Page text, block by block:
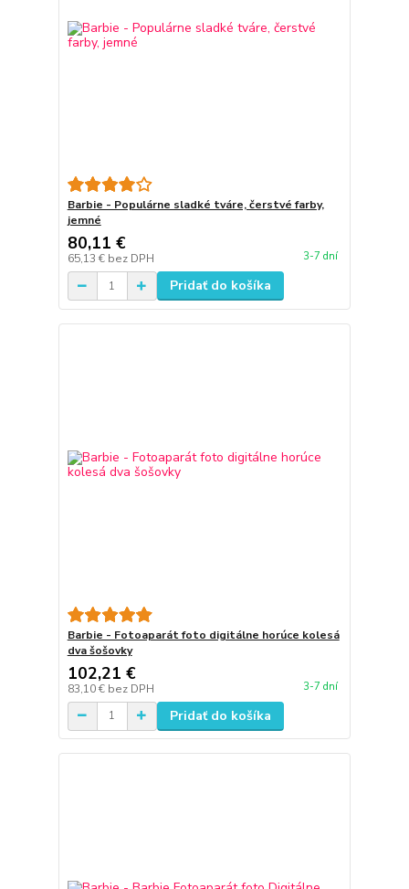
Barbie - Populárne sladké tváre, čerstvé farby,
jemné
80,11 €
65,13 € bez DPH 3-7 dní
Pridať do košíka
Barbie - Fotoaparát foto digitálne horúce kolesá
dva šošovky
102,21 €
83,10 € bez DPH 3-7 dní
Pridať do košíka